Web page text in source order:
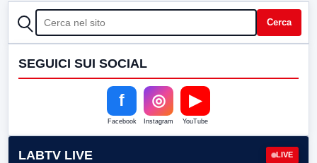
CERCA Cerca
SEGUICI SUI SOCIAL
f
Facebook
◎
Instagram
▶
YouTube
LABTV LIVE LIVE